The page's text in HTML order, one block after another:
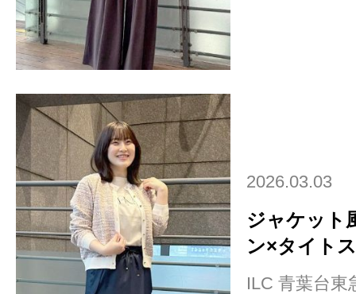
2026.03.03
ジャケット
ン×タイト
ILC 青葉台